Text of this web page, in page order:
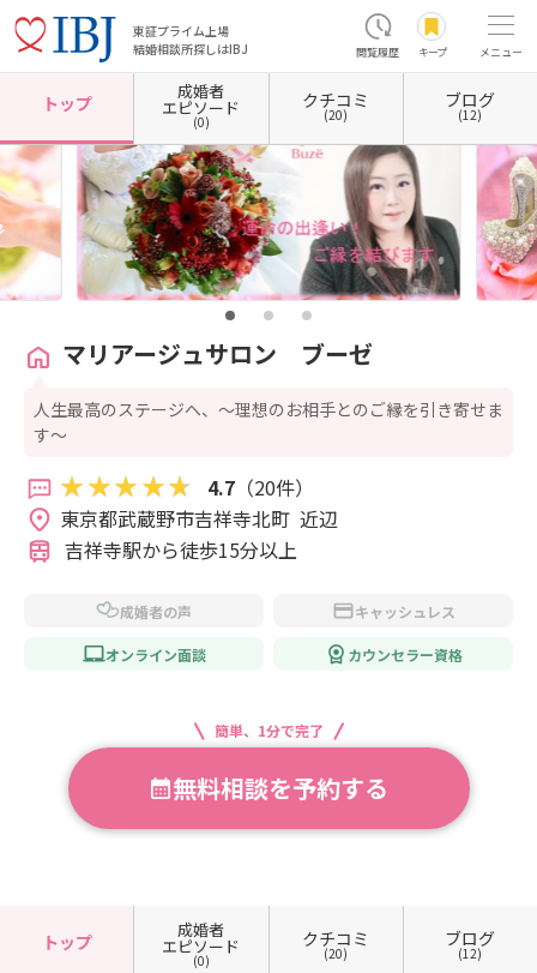
東証プライム上場
結婚相談所探しはIBJ
閲覧履歴 キープ メニュー
ホーム 東京都の結婚相談所 東京都武蔵野市 マリアージュサロン ブーゼ
トップ
成婚者
エピソード
(0)
クチコミ
(20)
ブログ
(12)
マリアージュサロン ブーゼ
人生最高のステージへ、～理想のお相手とのご縁を引き寄せま
す～
4.7（20件）
東京都武蔵野市吉祥寺北町  近辺
吉祥寺駅から徒歩15分以上
成婚者の声 キャッシュレス
オンライン面談 カウンセラー資格
簡単、1分で完了
無料相談を予約する
トップ
成婚者
エピソード
(0)
クチコミ
(20)
ブログ
(12)